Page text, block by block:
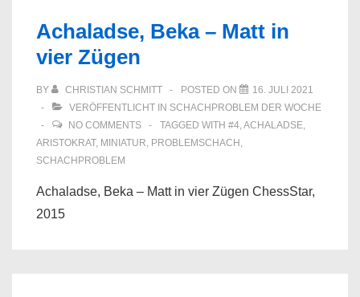
Achaladse, Beka – Matt in
vier Zügen
BY CHRISTIAN SCHMITT POSTED ON
16. JULI 2021
VERÖFFENTLICHT IN SCHACHPROBLEM DER WOCHE
NO COMMENTS
TAGGED WITH #4,ACHALADSE,
ARISTOKRAT, MINIATUR, PROBLEMSCHACH ,
SCHACHPROBLEM
Achaladse, Beka – Matt in vier Zügen ChessStar,
2015